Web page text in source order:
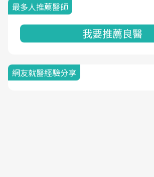
最多人推薦醫師
我要推薦良醫
網友就醫經驗分享